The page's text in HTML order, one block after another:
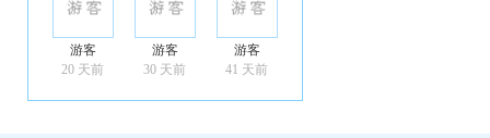
游客
20 天前
游客
30 天前
游客
41 天前